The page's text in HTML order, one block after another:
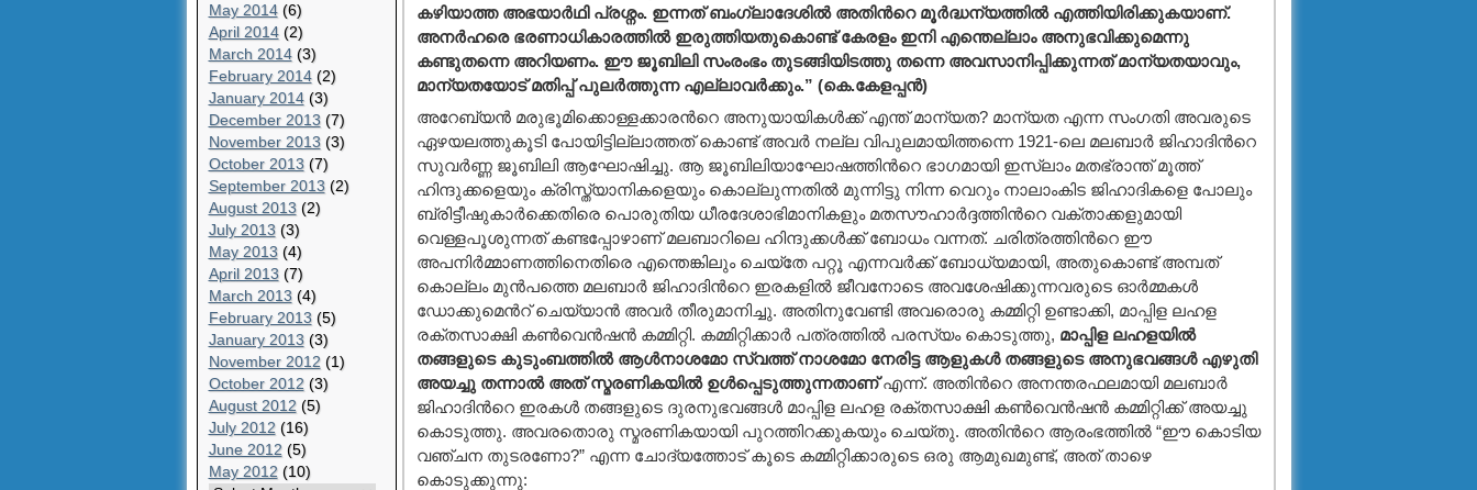
May 2014(6)
April 2014(2)
March 2014(3)
February 2014(2)
January 2014(3)
December 2013(7)
November 2013(3)
October 2013(7)
September 2013(2)
August 2013(2)
July 2013(3)
May 2013(4)
April 2013(7)
March 2013(4)
February 2013(5)
January 2013(3)
November 2012(1)
October 2012(3)
August 2012(5)
July 2012(16)
June 2012(5)
May 2012(10)
കഴിയാത്ത അഭയാര്‍ഥി പ്രശ്നം. ഇന്നത് ബംഗ്ലാദേശില്‍ അതിന്‍റെ മൂര്‍ദ്ധന്യത്തില്‍ എത്തിയിരിക്കുകയാണ്.
അനര്‍ഹരെ ഭരണാധികാരത്തില്‍ ഇരുത്തിയതുകൊണ്ട് കേരളം ഇനി എന്തെല്ലാം അനുഭവിക്കുമെന്നു
കണ്ടുതന്നെ അറിയണം. ഈ ജൂബിലി സംരംഭം തുടങ്ങിയിടത്തു തന്നെ അവസാനിപ്പിക്കുന്നത് മാന്യതയാവും,
മാന്യതയോട് മതിപ്പ് പുലര്‍ത്തുന്ന എല്ലാവര്‍ക്കും.” (കെ.കേളപ്പന്‍)
അറേബ്യന്‍ മരുഭൂമിക്കൊള്ളക്കാരന്‍റെ അനുയായികള്‍ക്ക് എന്ത് മാന്യത? മാന്യത എന്ന സംഗതി അവരുടെ
ഏഴയലത്തുകൂടി പോയിട്ടില്ലാത്തത് കൊണ്ട് അവര്‍ നല്ല വിപുലമായിത്തന്നെ 1921-ലെ മലബാര്‍ ജിഹാദിന്‍റെ
സുവര്‍ണ്ണ ജൂബിലി ആഘോഷിച്ചു. ആ ജൂബിലിയാഘോഷത്തിന്‍റെ ഭാഗമായി ഇസ്ലാം മതഭ്രാന്ത് മൂത്ത്
ഹിന്ദുക്കളെയും ക്രിസ്ത്യാനികളെയും കൊല്ലുന്നതില്‍ മുന്നിട്ടു നിന്ന വെറും നാലാംകിട ജിഹാദികളെ പോലും
ബ്രിട്ടീഷുകാര്‍ക്കെതിരെ പൊരുതിയ ധീരദേശാഭിമാനികളും മതസൗഹാര്‍ദ്ദത്തിന്‍റെ വക്താക്കളുമായി
വെള്ളപൂശുന്നത് കണ്ടപ്പോഴാണ് മലബാറിലെ ഹിന്ദുക്കള്‍ക്ക് ബോധം വന്നത്. ചരിത്രത്തിന്‍റെ ഈ
അപനിര്‍മ്മാണത്തിനെതിരെ എന്തെങ്കിലും ചെയ്തേ പറ്റൂ എന്നവര്‍ക്ക് ബോധ്യമായി, അതുകൊണ്ട് അമ്പത്
കൊല്ലം മുന്‍പത്തെ മലബാര്‍ ജിഹാദിന്‍റെ ഇരകളില്‍ ജീവനോടെ അവശേഷിക്കുന്നവരുടെ ഓര്‍മ്മകള്‍
ഡോക്കുമെന്‍റ് ചെയ്യാന്‍ അവര്‍ തീരുമാനിച്ചു. അതിനുവേണ്ടി അവരൊരു കമ്മിറ്റി ഉണ്ടാക്കി, മാപ്പിള ലഹള
രക്തസാക്ഷി കണ്‍വെന്‍ഷന്‍ കമ്മിറ്റി. കമ്മിറ്റിക്കാര്‍ പത്രത്തില്‍ പരസ്യം കൊടുത്തു, മാപ്പിള ലഹളയില്‍
തങ്ങളുടെ കുടുംബത്തില്‍ ആള്‍നാശമോ സ്വത്ത് നാശമോ നേരിട്ട ആളുകള്‍ തങ്ങളുടെ അനുഭവങ്ങള്‍ എഴുതി
അയച്ചു തന്നാല്‍ അത് സ്മരണികയില്‍ ഉള്‍പ്പെടുത്തുന്നതാണ്എന്ന്. അതിന്‍റെ അനന്തരഫലമായി മലബാര്‍
ജിഹാദിന്‍റെ ഇരകള്‍ തങ്ങളുടെ ദുരനുഭവങ്ങള്‍ മാപ്പിള ലഹള രക്തസാക്ഷി കണ്‍വെന്‍ഷന്‍ കമ്മിറ്റിക്ക് അയച്ചു
കൊടുത്തു. അവരതൊരു സ്മരണികയായി പുറത്തിറക്കുകയും ചെയ്തു. അതിന്‍റെ ആരംഭത്തില്‍ “ഈ കൊടിയ
വഞ്ചന തുടരണോ?” എന്ന ചോദ്യത്തോട് കൂടെ കമ്മിറ്റിക്കാരുടെ ഒരു ആമുഖമുണ്ട്, അത് താഴെ
കൊടുക്കുന്നു: